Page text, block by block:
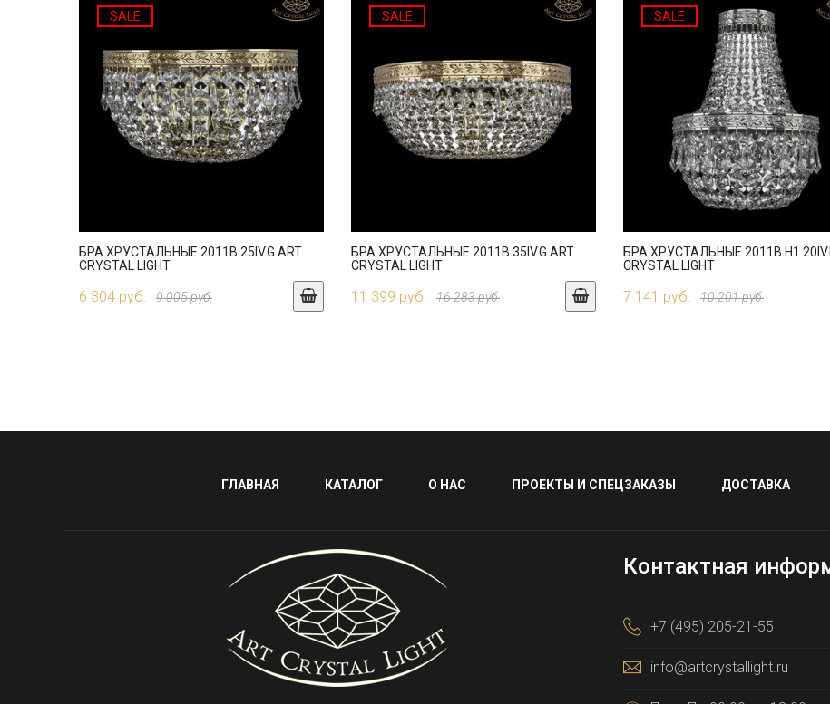
SALE
БРА ХРУСТАЛЬНЫЕ 2011B.25IV.G ART
CRYSTAL LIGHT
6 304 руб. 9 005 руб.
SALE
БРА ХРУСТАЛЬНЫЕ 2011B.35IV.G ART
CRYSTAL LIGHT
11 399 руб. 16 283 руб.
SALE
БРА ХРУСТАЛЬНЫЕ
CRYSTAL LIGHT
7 141 руб. 10 201 руб.
ГЛАВНАЯ КАТАЛОГ О НАС ПРОЕКТЫ И СПЕЦЗАКАЗЫ ДОСТАВКА
Контактная
+7 (495) 205-21-55
info@artcrystallight.ru